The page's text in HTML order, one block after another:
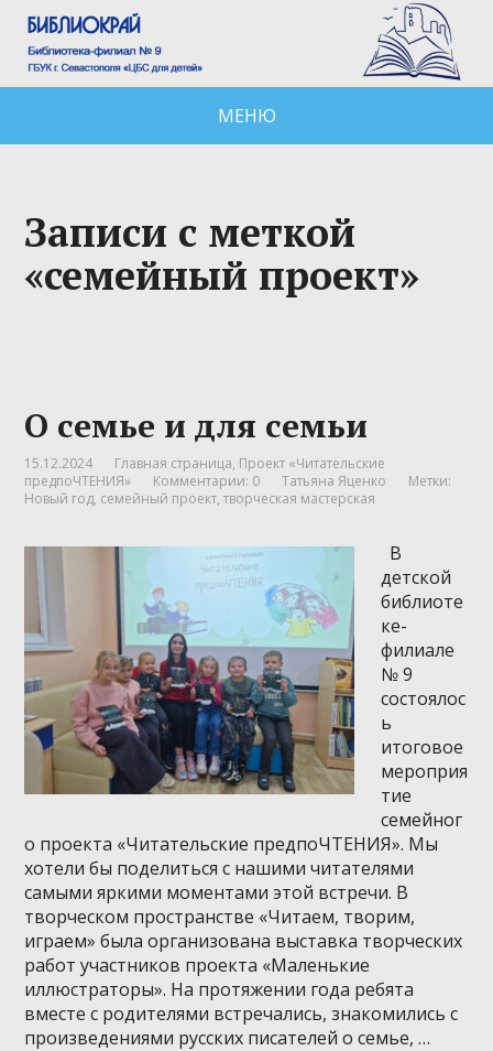
МЕНЮ
Записи с меткой
«семейный проект»
О семье и для семьи
15.12.2024 Главная страница, Проект «Читательские
предпоЧТЕНИЯ»
Комментарии: 0 Татьяна Яценко
Метки:
Новый год, семейный проект,творческая мастерская
В
детской
библиоте
ке-
филиале
№ 9
состоялос
ь
итоговое
мероприя
тие
семейног
о проекта «Читательские предпоЧТЕНИЯ». Мы
хотели бы поделиться с нашими читателями
самыми яркими моментами этой встречи. В
творческом пространстве «Читаем, творим,
играем» была организована выставка творческих
работ участников проекта «Маленькие
иллюстраторы». На протяжении года ребята
вместе с родителями встречались, знакомились с
произведениями русских писателей о семье, …